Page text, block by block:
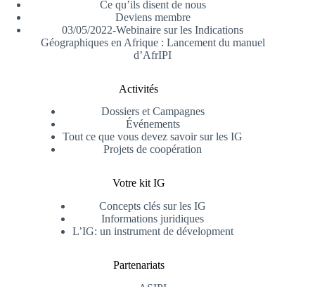
Ce qu’ils disent de nous
Deviens membre
03/05/2022-Webinaire sur les Indications
Géographiques en Afrique : Lancement du manuel
d’AfrIPI
Activités
Dossiers et Campagnes
Événements
Tout ce que vous devez savoir sur les IG
Projets de coopération
Votre kit IG
Concepts clés sur les IG
Informations juridiques
L’IG: un instrument de dévelopment
Partenariats